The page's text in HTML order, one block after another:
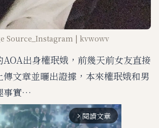
Source_Instagram | kvwowv
AOA出身權珉娥，前幾天前女友直接
文章並曬出證據，本來權珉娥和男
事實…
arrow_forward_ios 閱讀文章